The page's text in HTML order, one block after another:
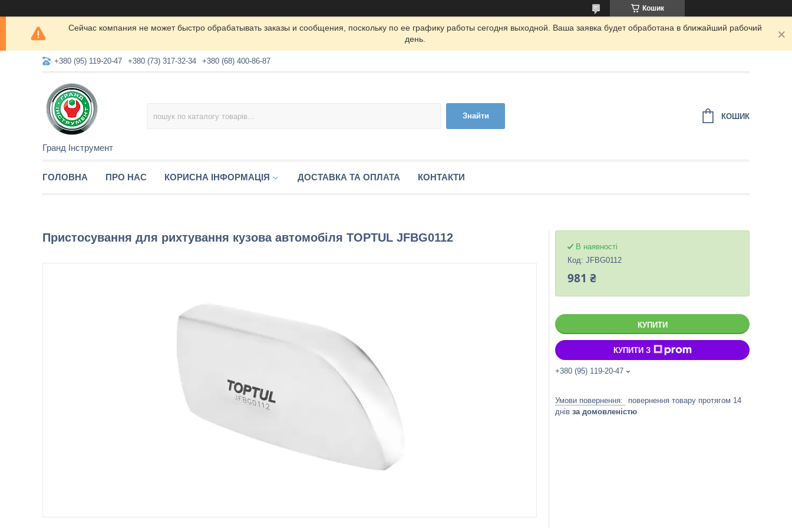
Кошик
Сейчас компания не может быстро обрабатывать заказы и сообщения, поскольку по ее графику работы сегодня выходной. Ваша заявка будет обработана в ближайший рабочий
день.
+380 (95) 119-20-47 +380 (73) 317-32-34 +380 (68) 400-86-87
Гранд Інструмент
Знайти КОШИК
ГОЛОВНА ПРО НАС КОРИСНА ІНФОРМАЦІЯ ДОСТАВКА ТА ОПЛАТА КОНТАКТИ
Пристосування для рихтування кузова автомобіля TOPTUL JFBG0112
В наявності
Код: JFBG0112
981 ₴
КУПИТИ
КУПИТИ З
+380 (95) 119-20-47
повернення товару протягом 14
днів за домовленістю